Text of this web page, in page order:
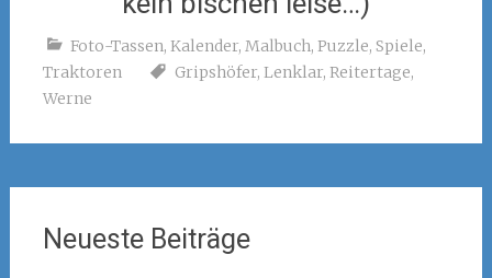
Foto-Tassen, Kalender, Malbuch, Puzzle, Spiele,
Traktoren
Gripshöfer, Lenklar, Reitertage,
Werne
Neueste Beiträge